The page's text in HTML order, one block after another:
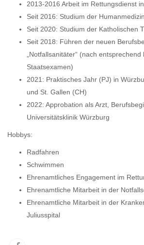
2013-2016 Arbeit im Rettungsdienst
Seit 2016: Studium der Humanmedizin
Seit 2020: Studium der Katholischen
Seit 2018: Führen der neuen
„Notfallsanitäter“ (nach
Staatsexamen)
2021: Praktisches Jahr (PJ) in
und St. Gallen (CH)
2022: Approbation als Arzt,
Universitätsklinik Würzburg
Hobbys:
Radfahren
Schwimmen
Ehrenamtliches Engagement im
Ehrenamtliche Mitarbeit in der
Ehrenamtliche Mitarbeit in der
Juliusspital